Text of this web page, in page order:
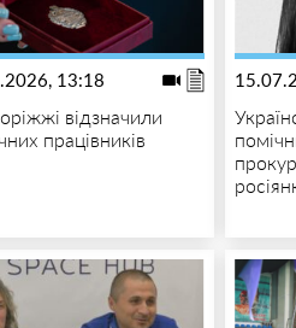
13:18
відзначили
працівників